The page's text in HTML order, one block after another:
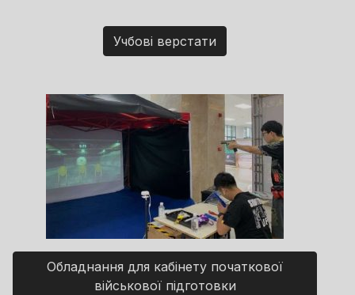
Учбові верстати
Обладнання для кабінету початкової
військової підготовки